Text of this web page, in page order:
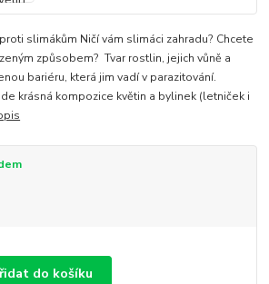
slimákům Ničí vám slimáci zahradu? Chcete
způsobem? Tvar rostlin, jejich vůně a
bariéru, která jim vadí v parazitování.
krásná kompozice květin a bylinek (letniček i
do košíku